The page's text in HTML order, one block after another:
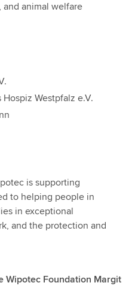
animal welfare
Westpfalz e.V.
is supporting
to helping people in
in exceptional
and the protection and
Wipotec Foundation Margit